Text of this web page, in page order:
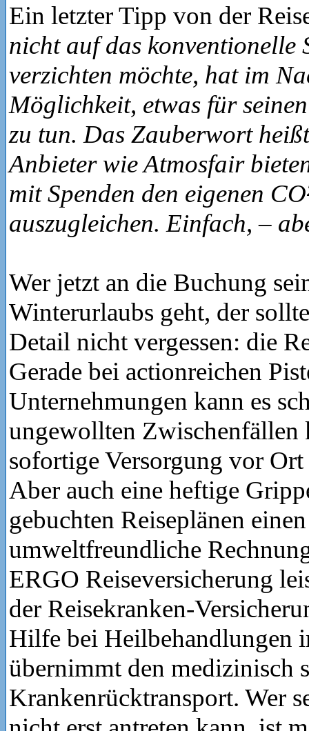
Ein letzter Tipp von der
nicht auf das konventionelle
verzichten möchte, hat im
Möglichkeit, etwas für
zu tun. Das Zauberwort
Anbieter wie Atmosfair
mit Spenden den eigenen
auszugleichen. Einfach, –
Wer jetzt an die Buchung
Winterurlaubs geht, der
Detail nicht vergessen: die
Gerade bei actionreichen
Unternehmungen kann es
ungewollten Zwischenfällen
sofortige Versorgung vor
Aber auch eine heftige
gebuchten Reiseplänen
umweltfreundliche
ERGO Reiseversicherung
der Reisekranken-
Hilfe bei Heilbehandlungen
übernimmt den medizinisch
Krankenrücktransport. Wer